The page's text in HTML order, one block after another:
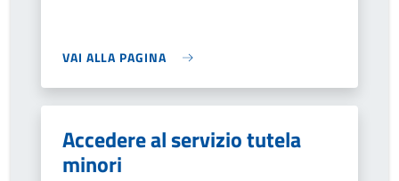
VAI ALLA PAGINA
Accedere al servizio tutela
minori